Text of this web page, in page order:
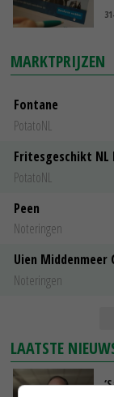
MARKTPRIJZEN
Fontane
PotatoNL
Fritesgeschikt NL
PotatoNL
Peen
Noteringen
Uien Middenmeer
Noteringen
LAATSTE